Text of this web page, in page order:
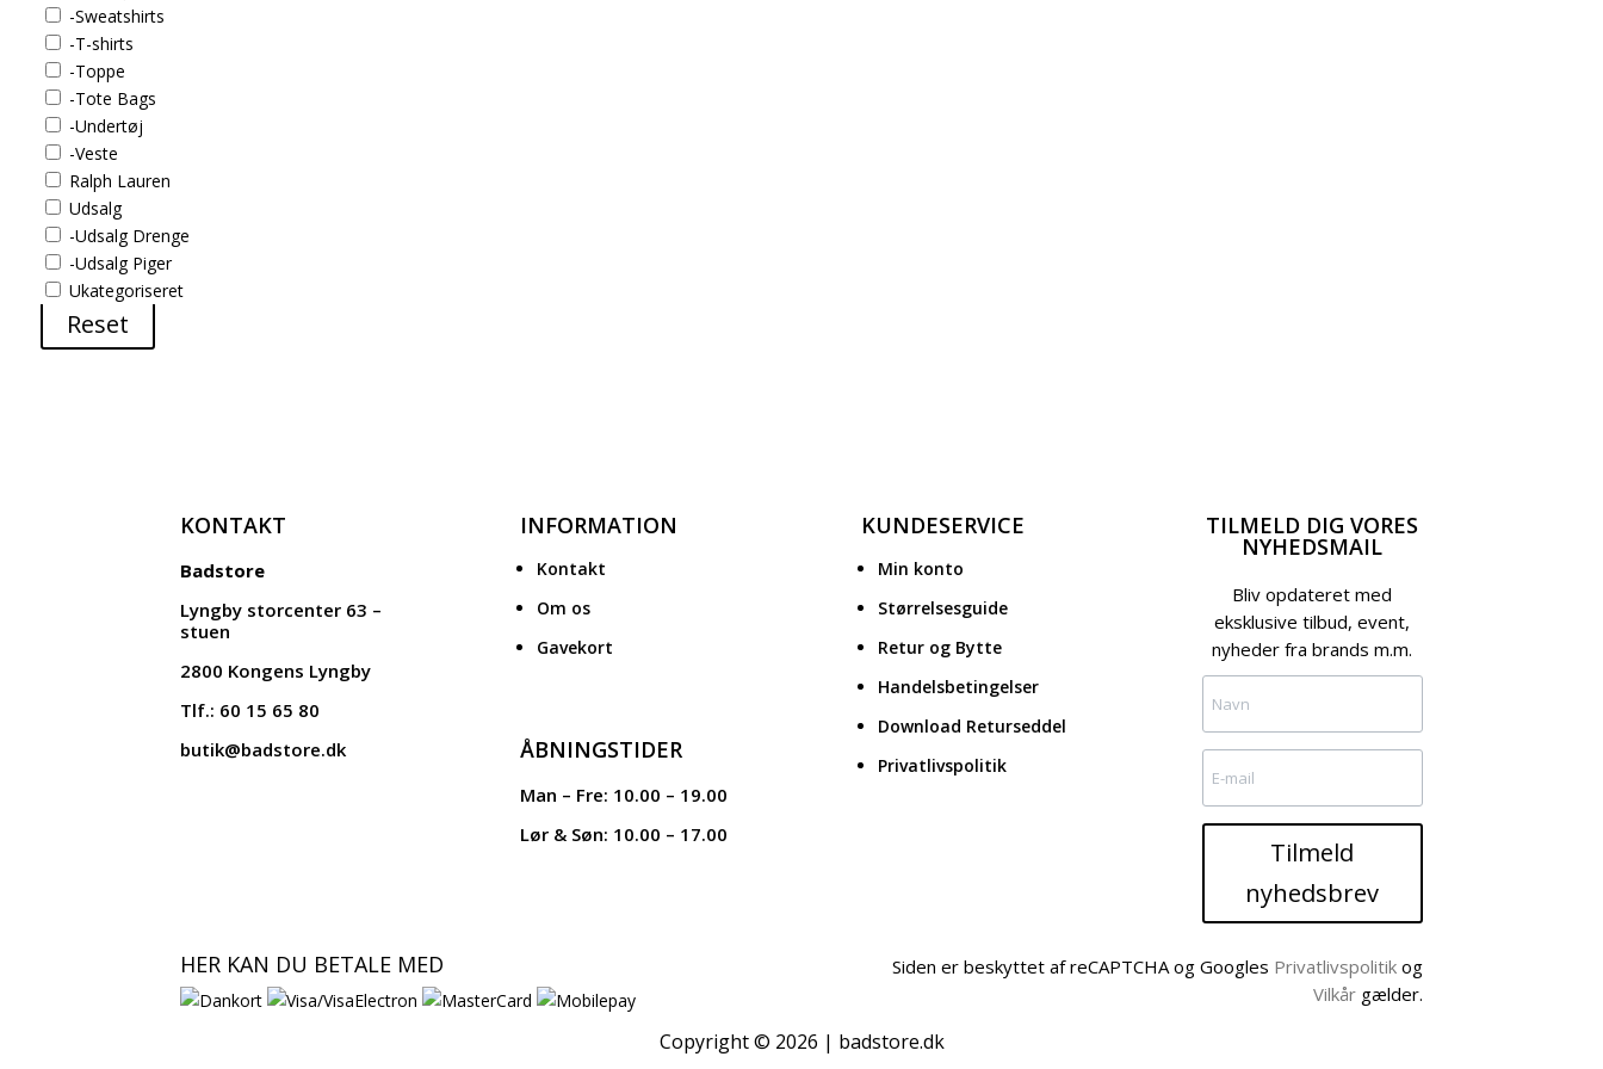
-Sweatshirts
-T-shirts
-Toppe
-Tote Bags
-Undertøj
-Veste
Ralph Lauren
Udsalg
-Udsalg Drenge
-Udsalg Piger
Ukategoriseret
Reset
KONTAKT
Badstore
Lyngby storcenter 63 –
stuen
2800 Kongens Lyngby
Tlf.: 60 15 65 80
butik@badstore.dk
INFORMATION
Kontakt
Om os
Gavekort
ÅBNINGSTIDER
Man – Fre: 10.00 – 19.00
Lør & Søn: 10.00 – 17.00
KUNDESERVICE
Min konto
Størrelsesguide
Retur og Bytte
Handelsbetingelser
Download Returseddel
Privatlivspolitik
TILMELD DIG VORES
NYHEDSMAIL
Bliv opdateret med
eksklusive tilbud, event,
nyheder fra brands m.m.
Tilmeld
nyhedsbrev
HER KAN DU BETALE MED Siden er beskyttet af reCAPTCHA og Googles Privatlivspolitik og
Vilkår gælder.
Copyright © 2026 | badstore.dk